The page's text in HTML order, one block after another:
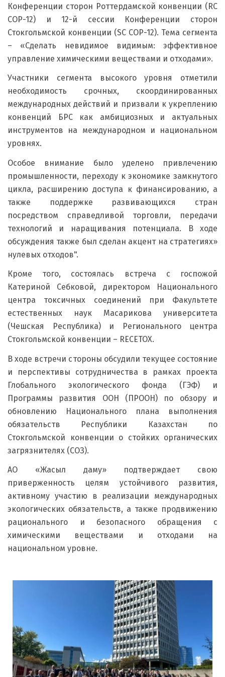
Конференции сторон Роттердамской конвенции (RC
COP-12) и 12-й сессии Конференции сторон
Стокгольмской конвенции (SC COP-12). Тема сегмента
– «Сделать невидимое видимым: эффективное
управление химическими веществами и отходами».
Участники сегмента высокого уровня отметили
необходимость срочных, скоординированных
международных действий и призвали к укреплению
конвенций БРС как амбициозных и актуальных
инструментов на международном и национальном
уровнях.
Особое внимание было уделено привлечению
промышленности, переходу к экономике замкнутого
цикла, расширению доступа к финансированию, а
также поддержке развивающихся стран
посредством справедливой торговли, передачи
технологий и наращивания потенциала. В ходе
обсуждения также был сделан акцент на стратегиях»
нулевых отходов".
Кроме того, состоялась встреча с госпожой
Катериной Себковой, директором Национального
центра токсичных соединений при Факультете
естественных наук Масарикова университета
(Чешская Республика) и Регионального центра
Стокгольмской конвенции – RECETOX.
В ходе встречи стороны обсудили текущее состояние
и перспективы сотрудничества в рамках проекта
Глобального экологического фонда (ГЭФ) и
Программы развития ООН (ПРООН) по обзору и
обновлению Национального плана выполнения
обязательств Республики Казахстан по
Стокгольмской конвенции о стойких органических
загрязнителях (СОЗ).
АО «Жасыл даму» подтверждает свою
приверженность целям устойчивого развития,
активному участию в реализации международных
экологических обязательств, а также продвижению
рационального и безопасного обращения с
химическими веществами и отходами на
национальном уровне.